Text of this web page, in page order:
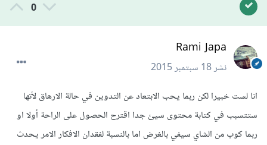
0
Rami Japa
نشر18 سبتمبر 2015
انا لست خبيرا لكن ربما يحب الابتعاد عن التدوين في حالة الارهاق لأتها
ستتسبب في كتابة محتوى سيئ جدا اقترح الحصول على الراحة أولا او
ربما كوب من الشاي سيفي بالغرض اما بالنسبة لفقدان الافكار الامر يحدث